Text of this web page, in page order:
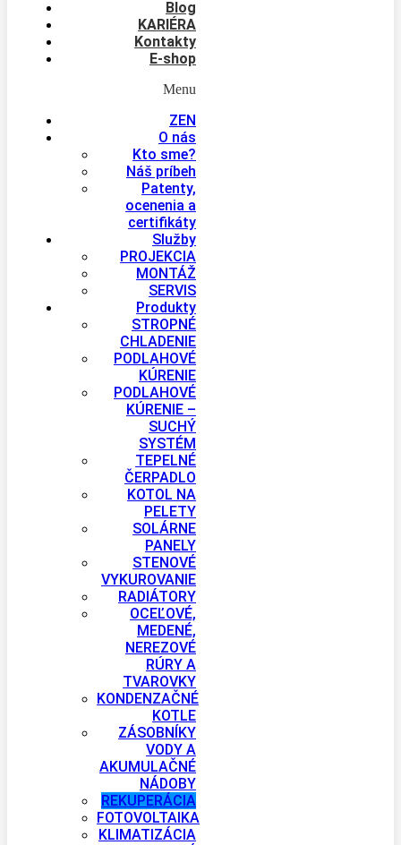
Blog
KARIÉRA
Kontakty
E-shop
Menu
ZEN
O nás
Kto sme?
Náš príbeh
Patenty,
ocenenia a
certifikáty
Služby
PROJEKCIA
MONTÁŽ
SERVIS
Produkty
STROPNÉ
CHLADENIE
PODLAHOVÉ
KÚRENIE
PODLAHOVÉ
KÚRENIE –
SUCHÝ
SYSTÉM
TEPELNÉ
ČERPADLO
KOTOL NA
PELETY
SOLÁRNE
PANELY
STENOVÉ
VYKUROVANIE
RADIÁTORY
OCEĽOVÉ,
MEDENÉ,
NEREZOVÉ
RÚRY A
TVAROVKY
KONDENZAČNÉ
KOTLE
ZÁSOBNÍKY
VODY A
AKUMULAČNÉ
NÁDOBY
REKUPERÁCIA
FOTOVOLTAIKA
KLIMATIZÁCIA